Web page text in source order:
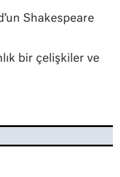
Shakespeare
bir çelişkiler ve